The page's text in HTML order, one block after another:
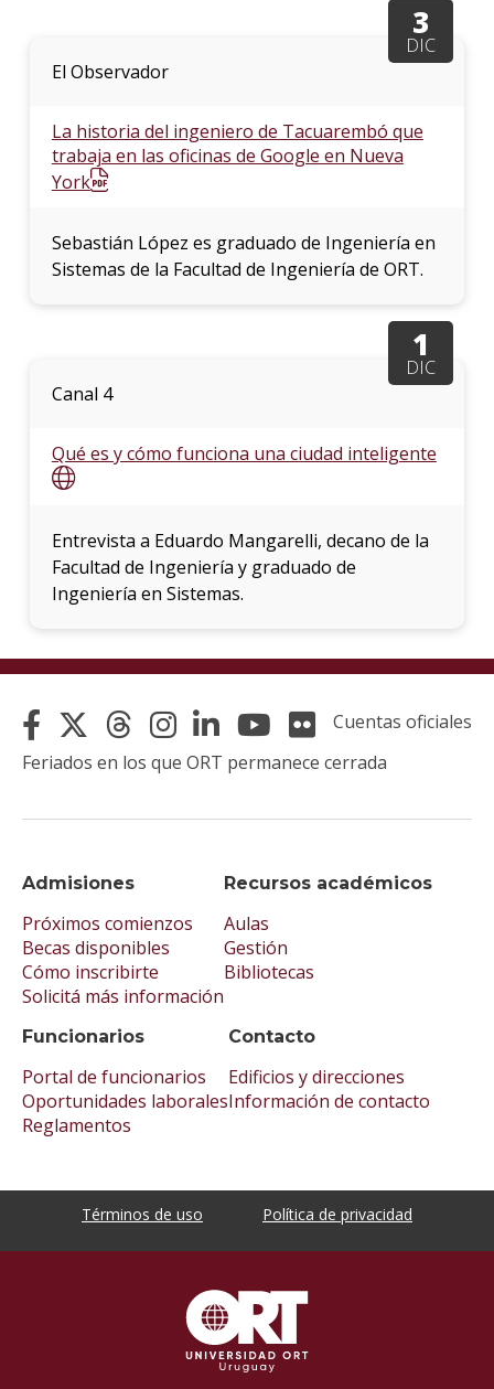
3
DIC
El Observador
La historia del ingeniero de Tacuarembó que
trabaja en las oficinas de Google en Nueva
York
Sebastián López es graduado de Ingeniería en
Sistemas de la Facultad de Ingeniería de ORT.
1
DIC
Canal 4
Qué es y cómo funciona una ciudad inteligente
Entrevista a Eduardo Mangarelli, decano de la
Facultad de Ingeniería y graduado de
Ingeniería en Sistemas.
Admisiones
Próximos comienzos
Becas disponibles
Cómo inscribirte
Solicitá más información
Recursos académicos
Aulas
Gestión
Bibliotecas
Funcionarios
Portal de funcionarios
Oportunidades laborales
Reglamentos
Contacto
Edificios y direcciones
Información de contacto
Cuentas oficiales
Feriados en los que ORT permanece cerrada
Términos de uso Política de privacidad